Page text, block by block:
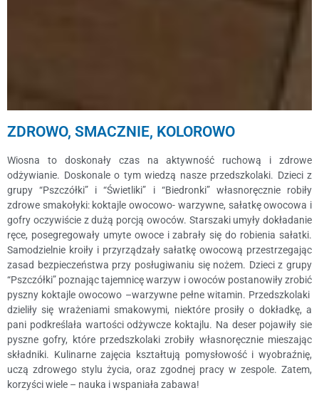
ZDROWO, SMACZNIE, KOLOROWO
Wiosna to doskonały czas na aktywność ruchową i zdrowe
odżywianie. Doskonale o tym wiedzą nasze przedszkolaki. Dzieci z
grupy “Pszczółki” i “Świetliki” i “Biedronki” własnoręcznie robiły
zdrowe smakołyki: koktajle owocowo- warzywne, sałatkę owocowa i
gofry oczywiście z dużą porcją owoców. Starszaki umyły dokładanie
ręce, posegregowały umyte owoce i zabrały się do robienia sałatki.
Samodzielnie kroiły i przyrządzały sałatkę owocową przestrzegając
zasad bezpieczeństwa przy posługiwaniu się nożem. Dzieci z grupy
“Pszczółki” poznając tajemnicę warzyw i owoców postanowiły zrobić
pyszny koktajle owocowo –warzywne pełne witamin. Przedszkolaki
dzieliły się wrażeniami smakowymi, niektóre prosiły o dokładkę, a
pani podkreślała wartości odżywcze koktajlu. Na deser pojawiły sie
pyszne gofry, które przedszkolaki zrobiły własnoręcznie mieszając
składniki. Kulinarne zajęcia kształtują pomysłowość i wyobraźnię,
uczą zdrowego stylu życia, oraz zgodnej pracy w zespole. Zatem,
korzyści wiele – nauka i wspaniała zabawa!